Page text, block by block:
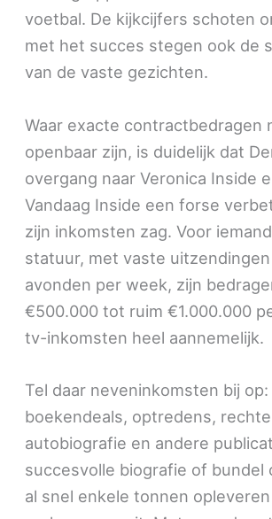
voetbal. De kijkcijfers schoten
met het succes stegen ook de
van de vaste gezichten.
Waar exacte contractbedragen
openbaar zijn, is duidelijk dat
overgang naar Veronica Inside
Vandaag Inside een forse
zijn inkomsten zag. Voor
statuur, met vaste
avonden per week, zijn
€500.000 tot ruim €1.000.000
tv-inkomsten heel aannemelijk.
Tel daar neveninkomsten bij
boekendeals, optredens,
autobiografie en andere
succesvolle biografie of bundel
al snel enkele tonnen